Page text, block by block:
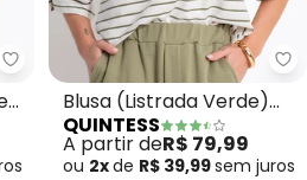
Quintess - Blusa (Listrada
Blusa (Listrada Verde)
em Moletinho
QUINTESS
A partir deR$ 79,99
ou 2xde R$ 39,99sem juros